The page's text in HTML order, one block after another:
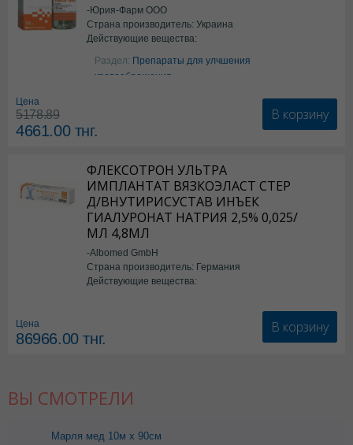
-Юрия-Фарм ООО
Страна производитель: Украина
Действующие вещества:
Аргинин
Раздел: Препараты для улчшения
кровообращения
Цена
5178.89
4661.00тнг.
В корзину
ФЛЕКСОТРОН УЛЬТРА
ИМПЛАНТАТ ВЯЗКОЭЛАСТ СТЕР
Д/ВНУТИРИСУСТАВ ИНЪЕК
ГИАЛУРОНАТ НАТРИЯ 2,5% 0,025/
МЛ 4,8МЛ
-Albomed GmbH
Страна производитель: Германия
Действующие вещества:
Цена
86966.00тнг.
В корзину
ВЫ СМОТРЕЛИ
Марля мед 10м х 90см